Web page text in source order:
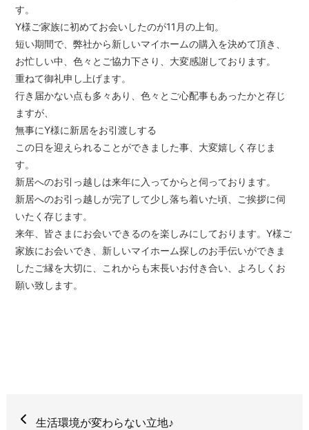
す。
Y様ご家族に初めてお会いしたのが11月の上旬。
短い期間で、弊社から新しいマイホームの購入を決めて頂き、
お忙しい中、色々とご協力下さり、大変感謝しております。
重ねて御礼申し上げます。
行き届かない点も多々あり、色々とご心配事もあったかと存じ
ますが、
無事にY様に新居をお引渡しする
この日を迎えられることができました事、大変嬉しく存じま
す。
新居へのお引っ越しは来年に入ってからと伺っております。
新居へのお引っ越しが完了して少し落ち着いた頃、ご挨拶に伺
いたく存じます。
来年、皆さまにお会いできるのを楽しみにしております。Y様ご
家族にお会いでき、新しいマイホーム探しのお手伝いができま
したご縁を大切に、これからも末長いお付き合い、よろしくお
願い致します。
生活環境が変わらない立地♪